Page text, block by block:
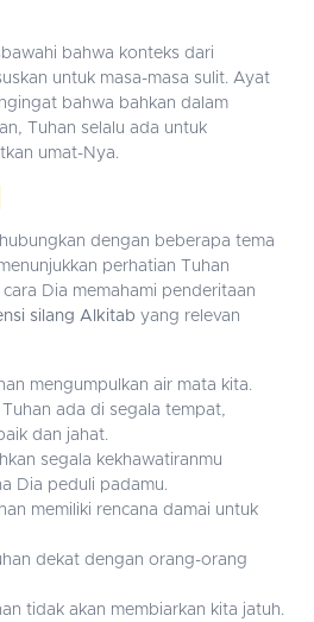
bahwa konteks dari
untuk masa-masa sulit. Ayat
bahwa bahkan dalam
Tuhan selalu ada untuk
umat-Nya.
dengan beberapa tema
perhatian Tuhan
Dia memahami penderitaan
silang Alkitab yang relevan
mengumpulkan air mata kita.
ada di segala tempat,
dan jahat.
segala kekhawatiranmu
Dia peduli padamu.
memiliki rencana damai untuk
dekat dengan orang-orang
tidak akan membiarkan kita jatuh.